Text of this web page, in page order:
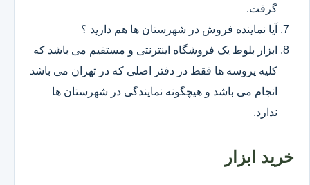
گرفت.
آیا نماینده فروش در شهرستان ها هم دارید ؟
ابزار بلوط یک فروشگاه اینترنتی و مستقیم می باشد که
کلیه پروسه ها فقط در دفتر اصلی که در تهران می باشد
انجام می باشد و هیچگونه نمایندگی در شهرستان ها
ندارد.
خرید ابزار